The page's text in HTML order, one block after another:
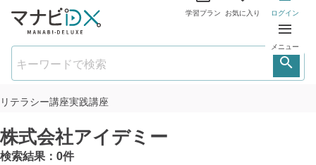
学習プラン お気に入り ログイン
メニュー
リテラシー講座実践講座
株式会社アイデミー
検索結果： 0件